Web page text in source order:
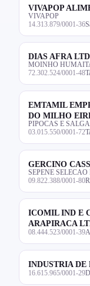
VIVAPOP
VIVAPOP
14.313.879/0001-36
DIAS AFRA
MOINHO
72.302.524/0001-48
EMTAMIL
DO MILHO
PIPOCAS E
03.015.550/0001-72
GERCINO
SEPENE
09.822.388/0001-80
ICOMIL IND E
ARAPIRACA
08.444.523/0001-39
INDUSTRIA DE
16.615.965/0001-29